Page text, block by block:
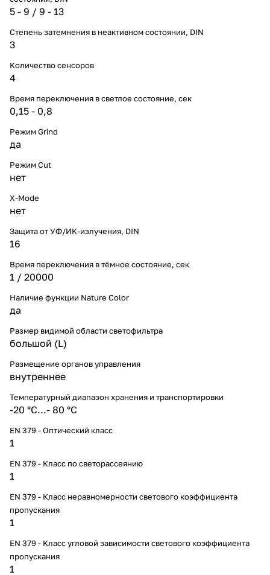
5 - 9 / 9 - 13
Степень затемнения в неактивном состоянии, DIN
3
Количество сенсоров
4
Время переключения в светлое состояние, сек
0,15 - 0,8
Режим Grind
да
Режим Cut
нет
X-Mode
нет
Защита от УФ/ИК-излучения, DIN
16
Время переключения в тёмное состояние, сек
1 / 20000
Наличие функции Nature Color
да
Размер видимой области светофильтра
большой (L)
Размещение органов управления
внутреннее
Температурный диапазон хранения и транспортировки
-20 °С...- 80 °С
EN 379 - Оптический класс
1
EN 379 - Класс по светорассеянию
1
EN 379 - Класс неравномерности светового коэффициента
пропускания
1
EN 379 - Класс угловой зависимости светового коэффициента
пропускания
1